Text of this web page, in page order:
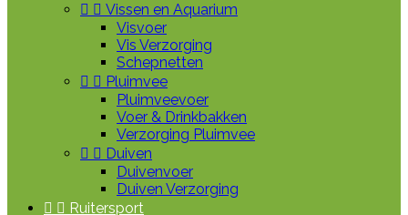
  Vissen en Aquarium
Visvoer
Vis Verzorging
Schepnetten
  Pluimvee
Pluimveevoer
Voer & Drinkbakken
Verzorging Pluimvee
  Duiven
Duivenvoer
Duiven Verzorging
  Ruitersport